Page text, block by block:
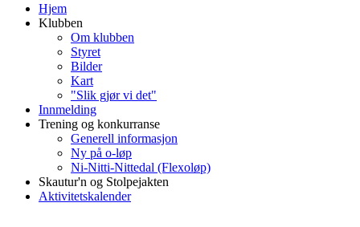
Hjem
Klubben
Om klubben
Styret
Bilder
Kart
"Slik gjør vi det"
Innmelding
Trening og konkurranse
Generell informasjon
Ny på o-løp
Ni-Nitti-Nittedal (Flexoløp)
Skautur'n og Stolpejakten
Aktivitetskalender